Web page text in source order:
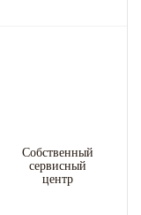
Собственный
сервисный
центр